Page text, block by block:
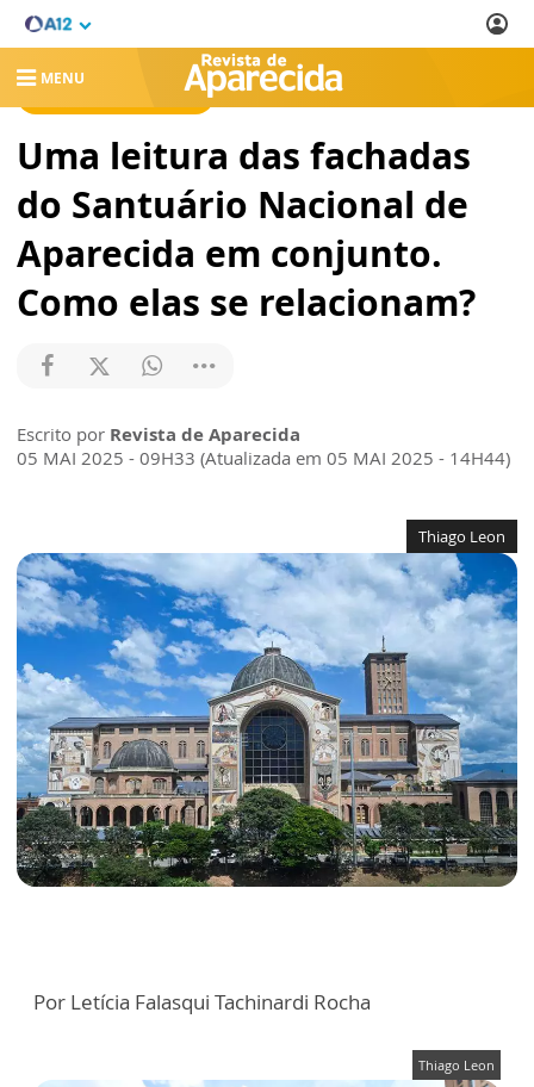
MENU
REVISTA DE APARECIDA
Uma leitura das fachadas
do Santuário Nacional de
Aparecida em conjunto.
Como elas se relacionam?
Escrito por Revista de Aparecida
05 MAI 2025 - 09H33 (Atualizada em 05 MAI 2025 - 14H44)
Thiago Leon
Por Letícia Falasqui Tachinardi Rocha
Thiago Leon